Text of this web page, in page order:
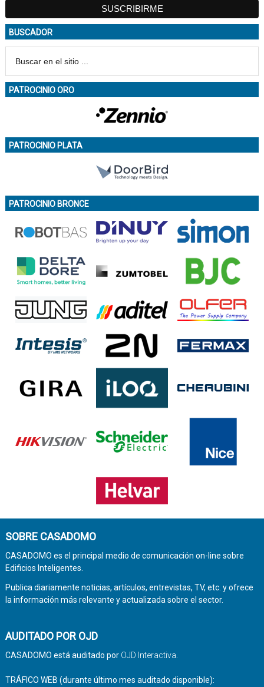
BUSCADOR
PATROCINIO ORO
PATROCINIO PLATA
PATROCINIO BRONCE
SOBRE CASADOMO
CASADOMO es el principal medio de comunicación on-line sobre
Edificios Inteligentes.
Publica diariamente noticias, artículos, entrevistas, TV, etc. y ofrece
la información más relevante y actualizada sobre el sector.
AUDITADO POR OJD
CASADOMO está auditado por OJD Interactiva
TRÁFICO WEB (durante último mes auditado disponible):